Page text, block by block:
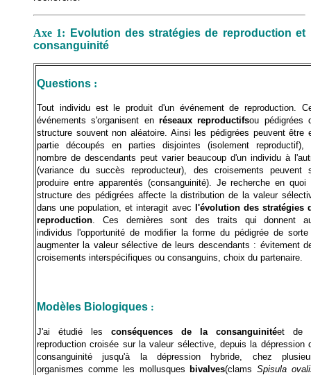
Axe 1:
Evolution des stratégies de reproduction et
consanguinité
Questions :
Tout individu est le produit d'un événement de reproduction.
événements s'organisent en réseaux reproductifsou pédigrées
structure souvent non aléatoire. Ainsi les pédigrées peuvent être
partie découpés en parties disjointes (isolement reproductif),
nombre de descendants peut varier beaucoup d'un individu à
(variance du succès reproducteur), des croisements peuvent
produire entre apparentés (consanguinité). Je recherche en quoi
structure des pédigrées affecte la distribution de la valeur
dans une population, et interagit avec l'évolution des stratégies
reproduction . Ces dernières sont des traits qui donnent
individus l'opportunité de modifier la forme du pédigrée de
augmenter la valeur sélective de leurs descendants : évitement
croisements interspécifiques ou consanguins, choix du partenaire.
Modèles Biologiques :
J'ai étudié les conséquences de la consanguinitéet de
reproduction croisée sur la valeur sélective, depuis la dépression
consanguinité jusqu'à la dépression hybride, chez
organismes comme les mollusquesbivalves(clams Spisula